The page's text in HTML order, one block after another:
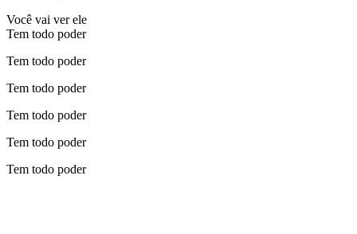
Você vai ver ele
Tem todo poder
Tem todo poder
Tem todo poder
Tem todo poder
Tem todo poder
Tem todo poder